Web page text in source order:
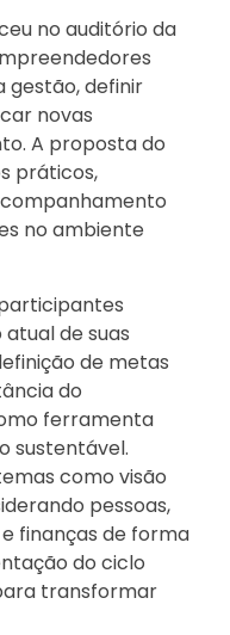
no auditório da
gestão, definir
novas
A proposta do
práticos,
no ambiente
de suas
de metas
do
ferramenta
sustentável.
como visão
pessoas,
finanças de forma
do ciclo
transformar